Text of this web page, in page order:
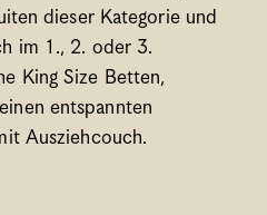
dieser Kategorie und
im 1., 2. oder 3.
King Size Betten,
entspannten
Ausziehcouch.